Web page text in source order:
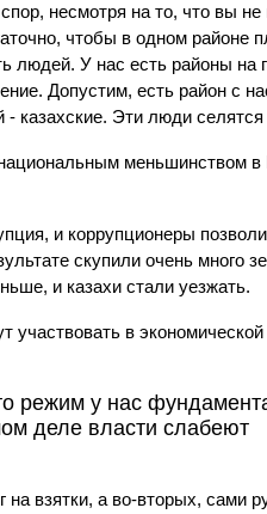
несмотря на то, что вы не
чтобы в одном районе
людей. У нас есть районы на
Допустим, есть район с
- казахские. Эти люди
меньшинством в
и коррупционеры
скупили очень много
и казахи стали уезжать.
участвовать в
режим у нас
деле власти слабеют
взятки, а во-вторых, сами